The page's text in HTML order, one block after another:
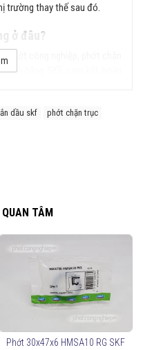
trường thay thế sau đó.
ở đâu?
phớt công nghiệp, phớt chặn
hãng SKF, cam kết hoàn
dầu skf
phớt chặn trục
TÂM
Phớt 30x47x6 HMSA10 RG SKF